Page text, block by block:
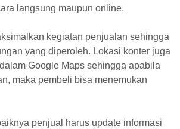
langsung maupun online.
kegiatan penjualan sehingga
yang diperoleh. Lokasi konter juga
Google Maps sehingga apabila
maka pembeli bisa menemukan
penjual harus update informasi